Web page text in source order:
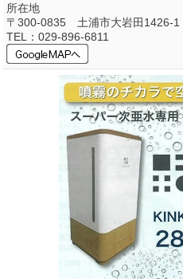
所在地
〒300-0835 土浦市大岩田1426-1
TEL：029-896-6811